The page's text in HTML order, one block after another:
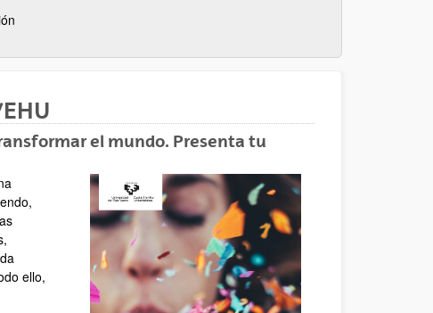
el mundo. Presenta tu
ello,